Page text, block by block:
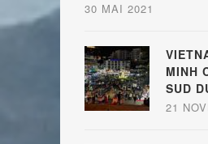
30 MAI 2021
MINH
SUD
21